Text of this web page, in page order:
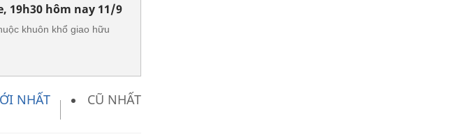
19h30 hôm nay 11/9
khuôn khổ giao hữu
NHẤT CŨ NHẤT